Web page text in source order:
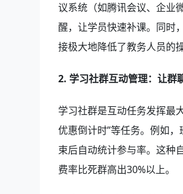
议系统（如腾讯会议、企业
醒，让学员快速补课。同时
接极大地降低了教务人员的
2. 学习社群互动管理：让群
学习社群是互动任务发挥最
优惠倒计时”等任务。例如
束后自动统计参与率。这种
费率比死群高出30%以上。